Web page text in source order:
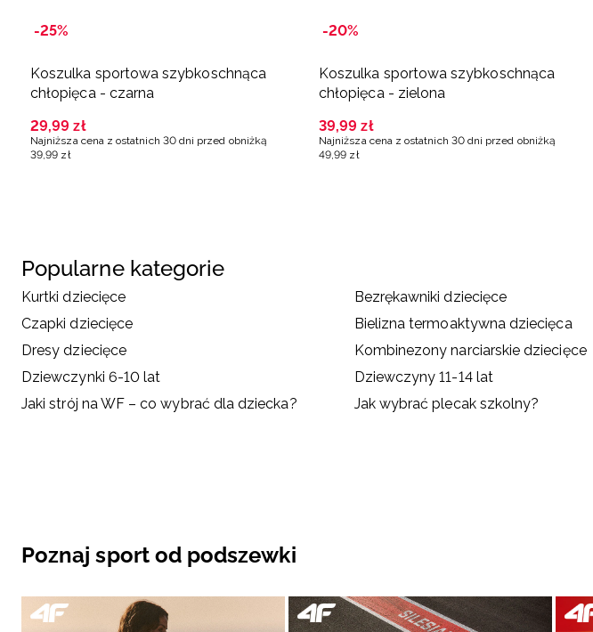
-25%
Koszulka sportowa szybkoschnąca
chłopięca - czarna
29,99 zł
Najniższa cena z ostatnich 30 dni przed obniżką
39 ,99 zł
-20%
Koszulka sportowa szybkoschnąca
chłopięca - zielona
39,99 zł
Najniższa cena z ostatnich 30 dni przed obniżką
49 ,99 zł
Popularne kategorie
Kurtki dziecięce Bezrękawniki dziecięce
Czapki dziecięce
Bielizna termoaktywna dziecięca
Dresy dziecięce
Kombinezony narciarskie dziecięce
Dziewczynki 6-10 lat
Dziewczyny 11-14 lat
Jaki strój na WF – co wybrać dla dziecka?
Jak wybrać plecak szkolny?
Poznaj sport od podszewki